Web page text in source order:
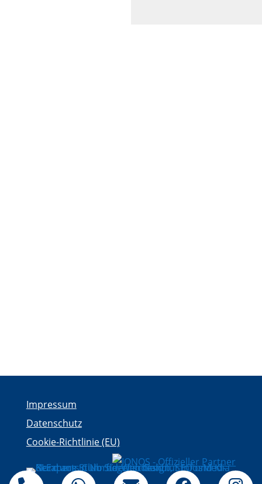
Impressum
Datenschutz
Cookie-Richtlinie (EU)